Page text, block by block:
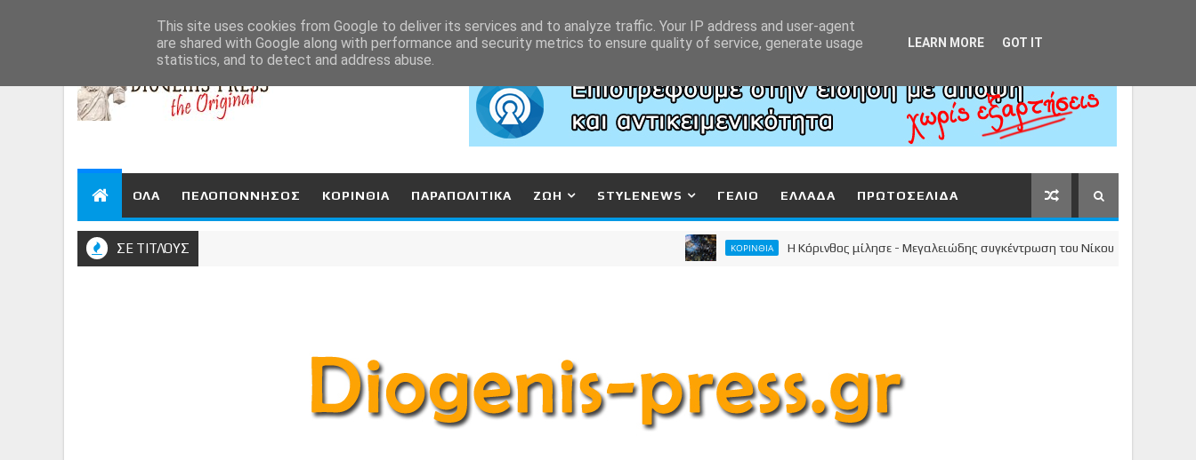
ΟΛΑ ΠΕΛΟΠΟΝΝΗΣΟΣ ΚΟΡΙΝΘΙΑ ΠΑΡΑΠΟΛΙΤΙΚΑ ΖΩΗ STYLENEWS ΓΕΛΙΟ ΕΛΛΑΔΑ ΠΡΩΤΟΣΕΛΙΔΑ
ΣΕ ΤΙΤΛΟΥΣ ΚΟΡΙΝΘΙΑ Η Κόρινθος μίλησε - Μεγαλειώδης συγκέντρωση του Νίκου Σταυρέλη στο
This site uses cookies from Google to deliver its services and to analyze traffic. Your IP address and user-agent
are shared with Google along with performance and security metrics to ensure quality of service, generate usage
statistics, and to detect and address abuse.
LEARN MORE GOT IT